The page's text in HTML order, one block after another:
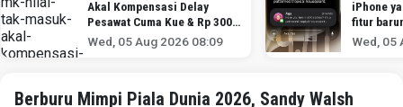
Akal Kompensasi Delay
Pesawat Cuma Kue & Rp 300
Ribu
Wed, 05 Aug 2026 08:09
iPhone
fitur
Wed, 05
Berburu Mimpi Piala Dunia 2026, Sandy Walsh